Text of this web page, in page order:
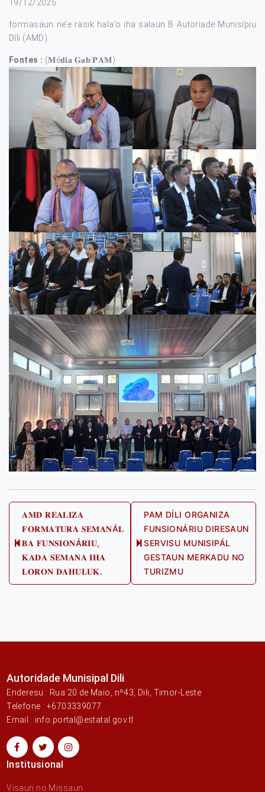
19/12/2025.
formasaun ne’e rasik hala’o iha salaun B Autoriade Munisípiu
Díli (AMD).
Fontes : (𝐌é𝐝𝐢𝐚 𝐆𝐚𝐛.𝐏𝐀𝐌)
Post
navigation
Previous
post:
𝐀𝐌𝐃 𝐑𝐄𝐀𝐋𝐈𝐙𝐀
𝐅𝐎𝐑𝐌𝐀𝐓𝐔𝐑𝐀 𝐒𝐄𝐌𝐀𝐍Á𝐋
𝐁𝐀 𝐅𝐔𝐍𝐒𝐈𝐎𝐍Á𝐑𝐈𝐔,
𝐊𝐀𝐃𝐀 𝐒𝐄𝐌𝐀𝐍𝐀 𝐈𝐇𝐀
𝐋𝐎𝐑𝐎𝐍 𝐃𝐀𝐇𝐔𝐋𝐔𝐊.
Next
post:
PAM DÍLI ORGANIZA
FUNSIONÁRIU DIRESAUN
SERVISU MUNISIPÁL
GESTAUN MERKADU NO
TURIZMU
Autoridade Munisipal Dili
Enderesu : Rua 20 de Maio, nº43, Dili, Timor-Leste
Telefone : +6703339077
Email : info.portal@estatal.gov.tl
Institusional
Visaun no Missaun